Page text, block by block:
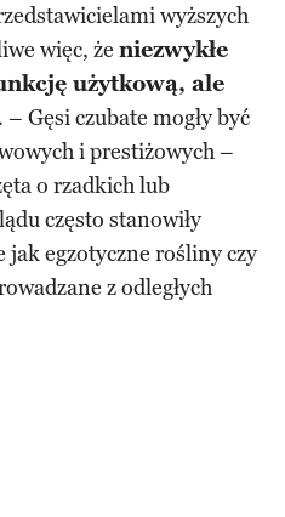
wyższych
więc, że niezwykłe
użytkową, ale
. – Gęsi czubate mogły być
i prestiżowych –
o rzadkich lub
często stanowiły
egzotyczne rośliny czy
z odległych